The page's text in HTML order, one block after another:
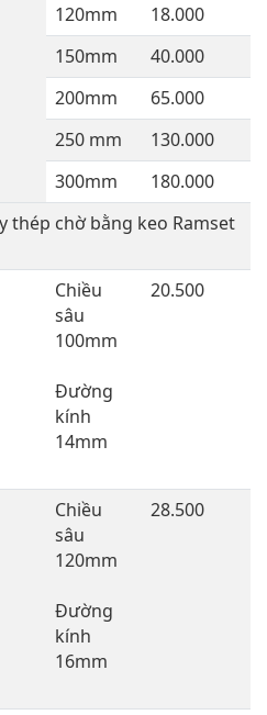
120mm
18.000
150mm
40.000
200mm
65.000
250 mm
130.000
300mm
180.000
thép chờ bằng keo Ramset
Chiều
sâu
100mm
Đường
kính
14mm
20.500
Chiều
sâu
120mm
Đường
kính
16mm
28.500